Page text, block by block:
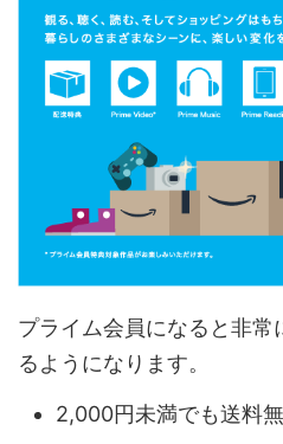
プライム会員になると非常
るようになります。
2,000円未満でも送料